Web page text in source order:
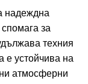
надеждна
за
техния
е устойчива на
атмосферни